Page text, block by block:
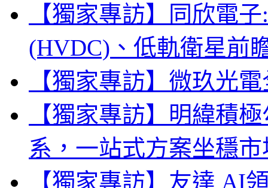
【獨家專訪】同欣電
(HVDC)、低軌衛星前
【獨家專訪】微玖光
【獨家專訪】明緯積
系，一站式方案坐穩
【獨家專訪】友達 AI